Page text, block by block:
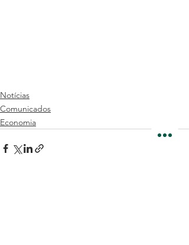
Notícias
Comunicados
Economia